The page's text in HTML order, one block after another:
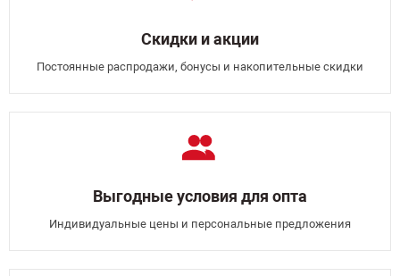
Скидки и акции
Постоянные распродажи, бонусы и накопительные скидки
Выгодные условия для опта
Индивидуальные цены и персональные предложения